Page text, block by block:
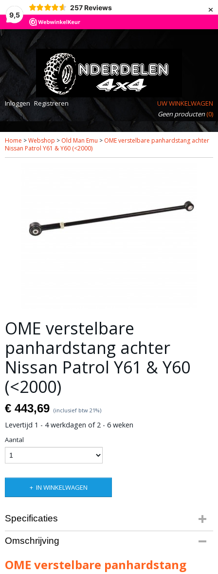
9,5
257 Reviews ×
Inloggen Registreren
UW WINKELWAGEN
Geen producten(0)
Home >Webshop > Old Man Emu > OME verstelbare panhardstang achter
Nissan Patrol Y61 & Y60 (<2000)
OME verstelbare
panhardstang achter
Nissan Patrol Y61 & Y60
(<2000)
€ 443,69 (inclusief btw 21%)
Levertijd 1 - 4 werkdagen of 2 - 6 weken
Aantal
IN WINKELWAGEN
Specificaties
Bruto gewicht
7,00 Kg
Omschrijving
OME verstelbare panhardstang